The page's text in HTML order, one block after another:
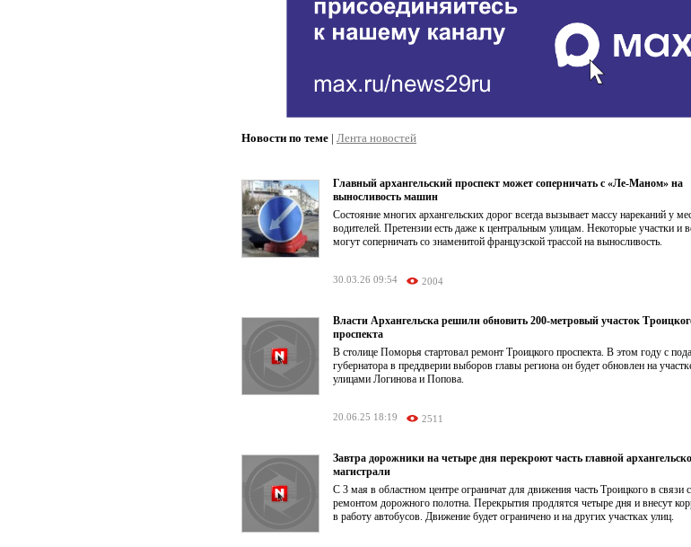
Новости по теме | Лента новостей
Главный архангельский проспект может соперничать с «Ле-Маном» на
выносливость машин
Состояние многих архангельских дорог всегда вызывает массу нареканий у
водителей. Претензии есть даже к центральным улицам. Некоторые участки и
могут соперничать со знаменитой французской трассой на выносливость.
30.03.26 09:54 2004
Власти Архангельска решили обновить 200-метровый участок
проспекта
В столице Поморья стартовал ремонт Троицкого проспекта. В этом году с
губернатора в преддверии выборов главы региона он будет обновлен на
улицами Логинова и Попова.
20.06.25 18:19 2511
Завтра дорожники на четыре дня перекроют часть главной
магистрали
С 3 мая в областном центре ограничат для движения часть Троицкого в связи с
ремонтом дорожного полотна. Перекрытия продлятся четыре дня и внесут
в работу автобусов. Движение будет ограничено и на других участках улиц.